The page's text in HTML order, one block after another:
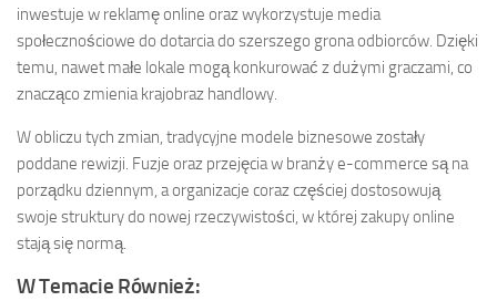
inwestuje w reklamę online oraz wykorzystuje media
społecznościowe do dotarcia do szerszego grona odbiorców. Dzięki
temu, nawet małe lokale mogą konkurować z dużymi graczami, co
znacząco zmienia krajobraz handlowy.
W obliczu tych zmian, tradycyjne modele biznesowe zostały
poddane rewizji. Fuzje oraz przejęcia w branży e-commerce są na
porządku dziennym, a organizacje coraz częściej dostosowują
swoje struktury do nowej rzeczywistości, w której zakupy online
stają się normą.
W Temacie Również: